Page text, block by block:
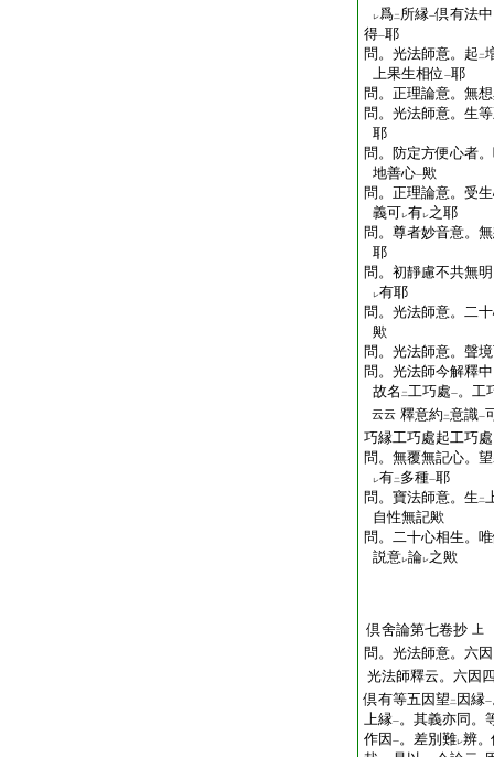
レ爲二 所縁一倶有法
得一耶
問。光法師意。起 二
上果生相位 一耶
問。正理論意。無
問。光法師意。生
耶
問。防定方便心者
地善心一歟
問。正理論意。受
義可レ有レ之耶
問。尊者妙音意。
耶
問。初靜慮不共無
レ有耶
問。光法師意。二
歟
問。光法師意。聲
問。光法師今解釋
故名 二工巧處一。工
云云 釋意約 二意識一
巧縁工巧處起工巧
問。無覆無記心。望
レ有二 多種一耶
問。寶法師意。生 二
自性無記歟
問。二十心相生。
説意レ論レ之歟
倶舍論第七卷抄 上
問。光法師意。六
光法師釋云。六因
倶有等五因望 二 因縁一
上縁一。其義亦同。
作因 一。差別難レ辨